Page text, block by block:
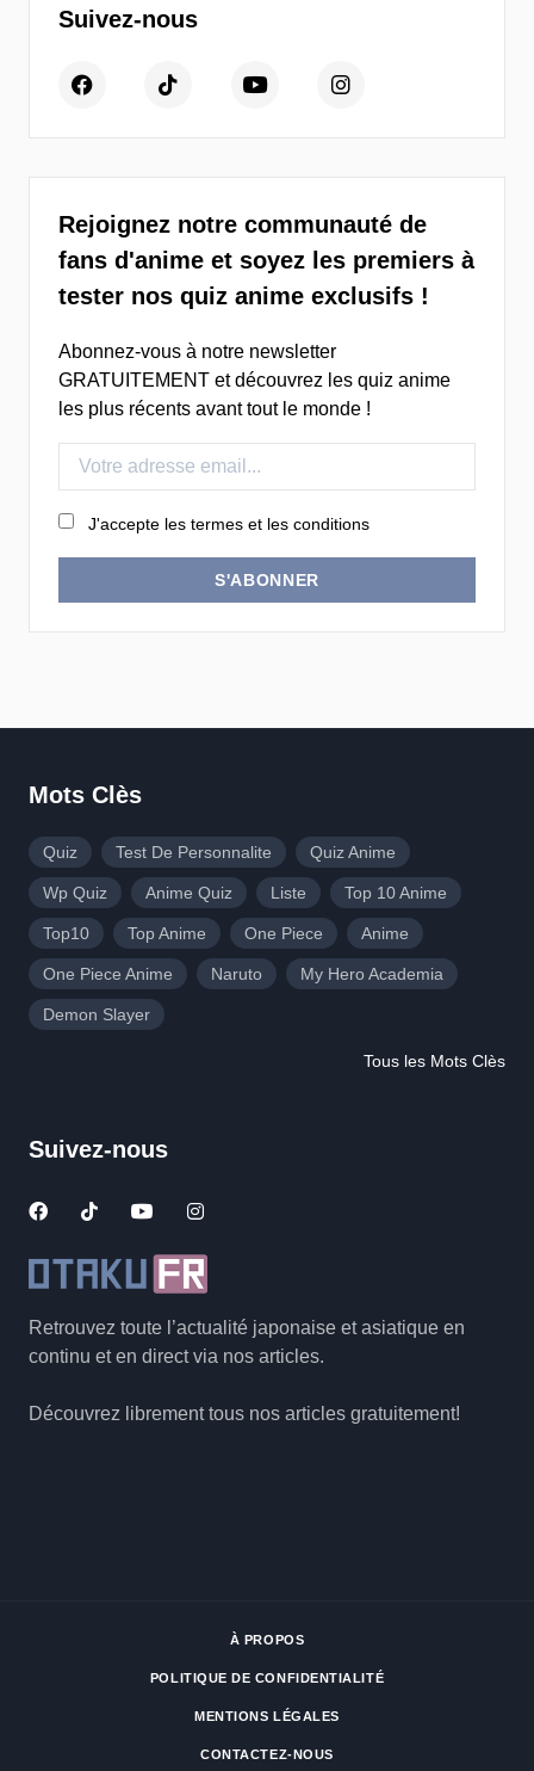
Suivez-nous
Rejoignez notre communauté de
fans d'anime et soyez les premiers à
tester nos quiz anime exclusifs !
Abonnez-vous à notre newsletter
GRATUITEMENT et découvrez les quiz anime
les plus récents avant tout le monde !
J'accepte les termes et les conditions
S'ABONNER
Retrouvez toute l’actualité japonaise et asiatique en
continu et en direct via nos articles.
Découvrez librement tous nos articles gratuitement!
Mots Clès
Quiz Test De Personnalite Quiz Anime
Wp Quiz Anime Quiz Liste Top 10 Anime
Top10 Top Anime One Piece Anime
One Piece Anime Naruto My Hero Academia
Demon Slayer
Tous les Mots Clès
Suivez-nous
À PROPOS
POLITIQUE DE CONFIDENTIALITÉ
MENTIONS LÉGALES
CONTACTEZ-NOUS